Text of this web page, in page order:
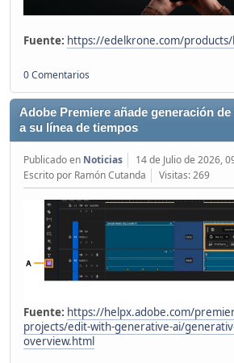
Fuente: https://edelkrone.com/
0 Comentarios
Adobe Premiere añade generación
a su línea de tiempos
Publicado en Noticias
14 de Julio de 2026,
Escrito por Ramón Cutanda
Visitas: 269
Fuente: https://helpx.adobe.com/
projects/edit-with-generative-ai/
overview.html